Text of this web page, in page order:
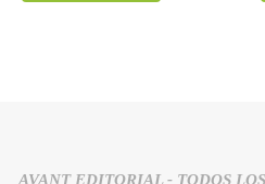
AVANT EDITORIAL - TODOS